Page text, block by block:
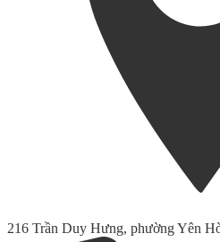
216 Trần Duy Hưng, phường Yên